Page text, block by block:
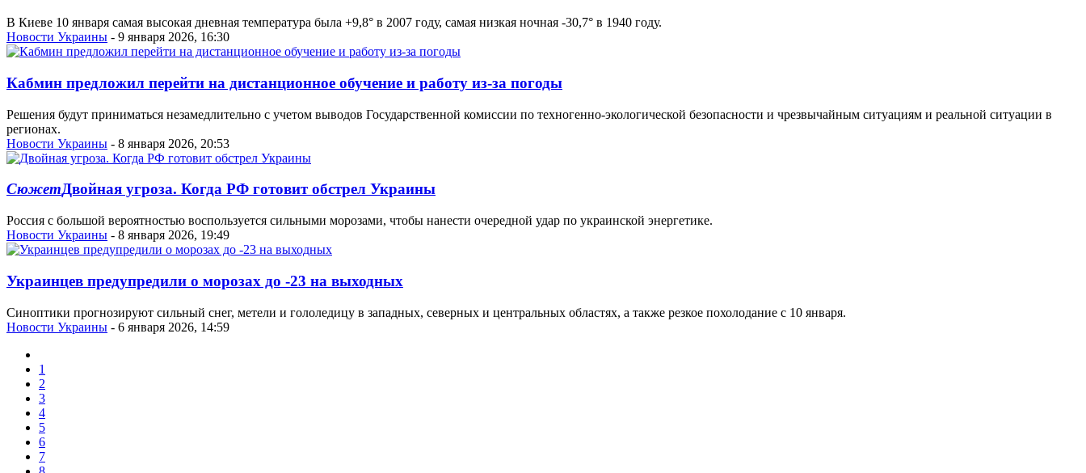
В Киеве 10 января самая высокая дневная температура была +9,8° в 2007 году, самая низкая ночная -30,7° в 1940 году.
Новости Украины - 9 января 2026, 16:30
Кабмин предложил перейти на дистанционное обучение и работу из-за погоды
Решения будут приниматься незамедлительно с учетом выводов Государственной комиссии по техногенно-экологической безопасности и чрезвычайным ситуациям и реальной ситуации в
регионах.
Новости Украины - 8 января 2026, 20:53
СюжетДвойная угроза. Когда РФ готовит обстрел Украины
Россия с большой вероятностью воспользуется сильными морозами, чтобы нанести очередной удар по украинской энергетике.
Новости Украины - 8 января 2026, 19:49
Украинцев предупредили о морозах до -23 на выходных
Синоптики прогнозируют сильный снег, метели и гололедицу в западных, северных и центральных областях, а также резкое похолодание с 10 января.
Новости Украины - 6 января 2026, 14:59
1
2
3
4
5
6
7